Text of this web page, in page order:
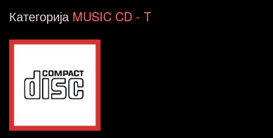
Break
Warner
Full
Категорија MUSIC CD - T